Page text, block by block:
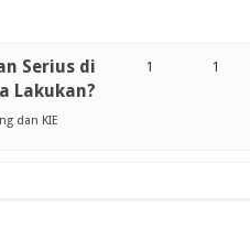
Serius di
Lakukan?
dan KIE
1 1